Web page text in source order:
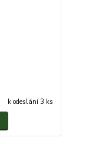
k odeslání 3 ks